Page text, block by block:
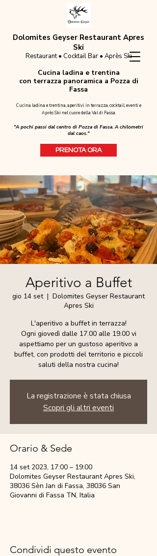
Dolomites Geyser Restaurant Apres
Ski
Restaurant • Cocktail Bar • Après Ski
Cucina ladina e trentina
con terrazza panoramica a Pozza di
Fassa
Cucina ladina e trentina, aperitivi in terrazza, cocktail, eventi e
Après Ski nel cuore della Val di Fassa.
"A pochi passi dal centro di Pozza di Fassa. A chilometri
dal caos."
PRENOTA ORA
Aperitivo a Buffet
gio 14 set
  |
Dolomites Geyser Restaurant
Apres Ski
L'aperitivo a buffet in terrazza!
Ogni giovedì dalle 17.00 alle 19.00 vi
aspettiamo per un gustoso aperitivo a
buffet, con prodotti del territorio e piccoli
saluti della nostra cucina!
La registrazione è stata chiusa
Scopri gli altri eventi
Orario & Sede
14 set 2023, 17:00 – 19:00
Dolomites Geyser Restaurant Apres Ski,
38036 Sèn Jan di Fassa, 38036 San
Giovanni di Fassa TN, Italia
Condividi questo evento